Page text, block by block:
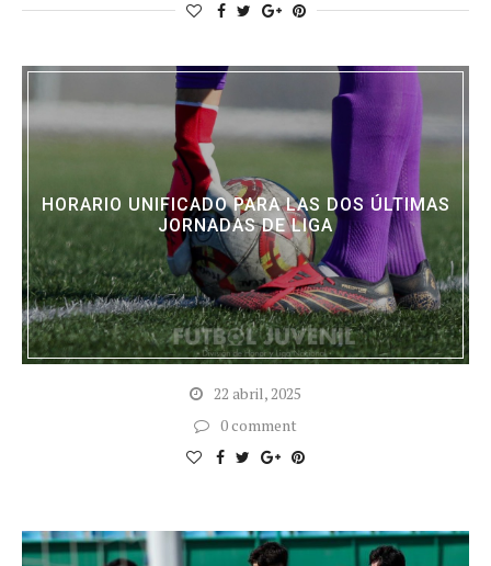
HORARIO UNIFICADO PARA LAS DOS ÚLTIMAS
JORNADAS DE LIGA
22 abril, 2025
0 comment